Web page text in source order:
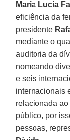
Maria Lucia
eficiência da
presidente
mediante o
auditoria da
nomeando
e seis
internacionais
relacionada
público, por
pessoas,